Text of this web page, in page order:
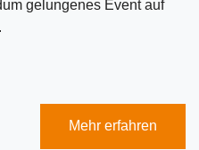
gelungenes Event auf
Mehr erfahren